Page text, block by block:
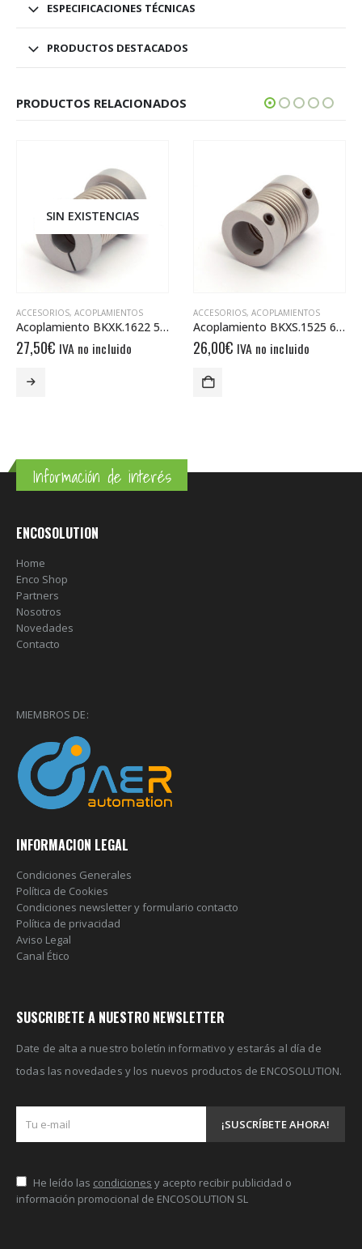
ESPECIFICACIONES TÉCNICAS
PRODUCTOS DESTACADOS
PRODUCTOS RELACIONADOS
SIN EXISTENCIAS
ACCESORIOS, ACOPLAMIENTOS
Acoplamiento BKXK.1622 5/5
27,50€ IVA no incluido
ACCESORIOS, ACOPLAMIENTOS
Acoplamiento BKXS.1525 6/6
26,00€ IVA no incluido
Información de interés
ENCOSOLUTION
Home
Enco Shop
Partners
Nosotros
Novedades
Contacto
MIEMBROS DE:
INFORMACION LEGAL
Condiciones Generales
Política de Cookies
Condiciones newsletter y formulario contacto
Política de privacidad
Aviso Legal
Canal Ético
SUSCRIBETE A NUESTRO NEWSLETTER
Date de alta a nuestro boletín informativo y estarás al día de
todas las novedades y los nuevos productos de ENCOSOLUTION.
He leído las condiciones y acepto recibir publicidad o
información promocional de ENCOSOLUTION SL